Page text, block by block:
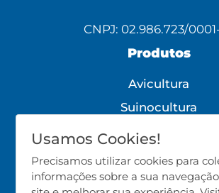
Usamos Cookies!
Precisamos utilizar cookies para
informações sobre a sua
CNPJ: 02.986.723/
Produtos
Avicultura
Suinocultura
Bovinocultura
Todos os Produtos
Siga-nos!